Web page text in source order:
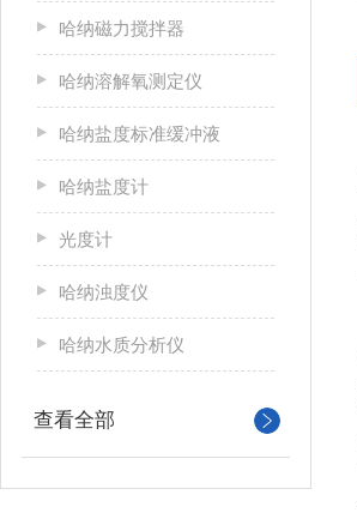
哈纳磁力搅拌器
哈纳溶解氧测定仪
哈纳盐度标准缓冲液
哈纳盐度计
光度计
哈纳浊度仪
哈纳水质分析仪
查看全部